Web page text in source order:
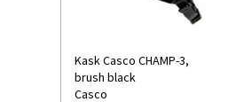
Kask Casco CHAMP-3,
brush black
Casco